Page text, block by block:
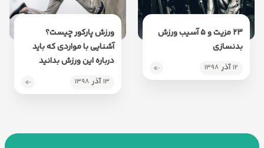
۲۳ مزیت و ۵ آسیب ورزش
بدنسازی
۱۲ آذر ۱۳۹۸
ورزش پارکور چیست؟
آشنایی با مواردی که باید
درباره این ورزش بدانید
۱۳ آذر ۱۳۹۸